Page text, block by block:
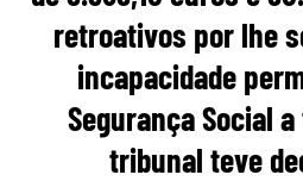
retroativos por lhe
incapacidade
Segurança Social
tribunal teve